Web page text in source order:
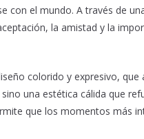
con el mundo. A través de
la amistad y la
colorido y expresivo,
una estética cálida que
que los momentos más